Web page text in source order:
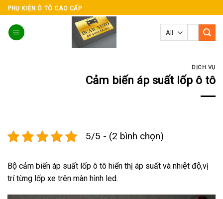
Skip
to
content
PHỤ KIỆN Ô TÔ CAO CẤP
DỊCH VỤ
Cảm biến áp suất lốp ô tô
5/5 - (2 bình chọn)
Bộ cảm biến áp suất lốp ô tô hiển thị áp suất và nhiệt độ,vị
trí từng lốp xe trên màn hình led.